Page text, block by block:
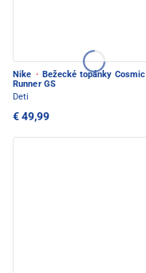
Nike · Bežecké topánky Cosmic
Runner GS
Deti
€ 49,99